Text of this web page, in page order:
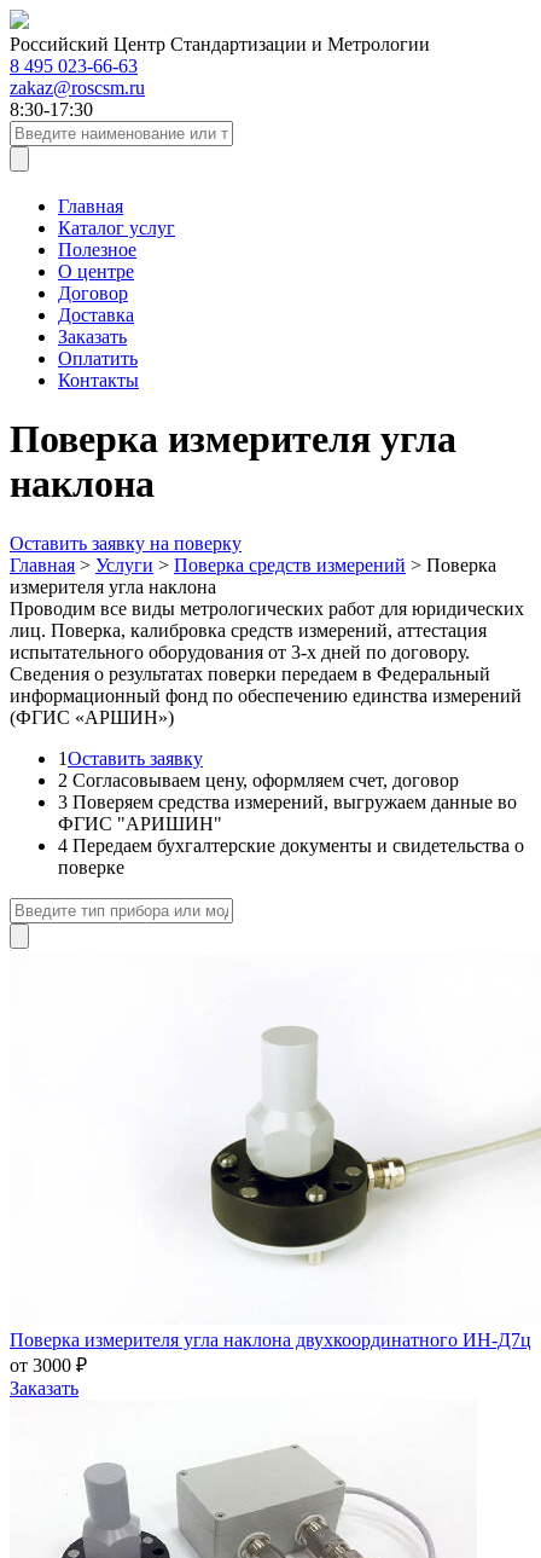
Российский Центр Стандартизации и Метрологии
8 495 023-66-63
zakaz@roscsm.ru
8:30-17:30
Главная
Каталог услуг
Полезное
О центре
Договор
Доставка
Заказать
Оплатить
Контакты
Поверка измерителя угла
наклона
Оставить заявку на поверку
Главная > Услуги > Поверка средств измерений > Поверка
измерителя угла наклона
Проводим все виды метрологических работ для юридических
лиц. Поверка, калибровка средств измерений, аттестация
испытательного оборудования от 3-х дней по договору.
Сведения о результатах поверки передаем в Федеральный
информационный фонд по обеспечению единства измерений
(ФГИС «АРШИН»)
1Оставить заявку
2 Согласовываем цену, оформляем счет, договор
3 Поверяем средства измерений, выгружаем данные во
ФГИС "АРИШИН"
4 Передаем бухгалтерские документы и свидетельства о
поверке
Поверка измерителя угла наклона двухкоординатного ИН-Д7ц
от 3000 ₽
Заказать